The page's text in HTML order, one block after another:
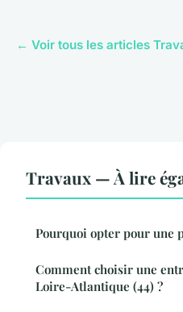
← Voir tous les articles
Travaux — À lire
Pourquoi opter pour une
Comment choisir une
Loire-Atlantique (44) ?